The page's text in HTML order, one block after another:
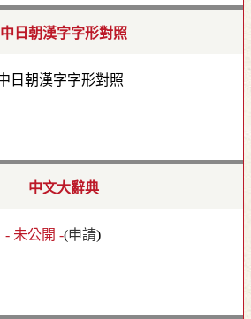
中日朝漢字字形對照
中文大辭典
- 未公開 -(申請)